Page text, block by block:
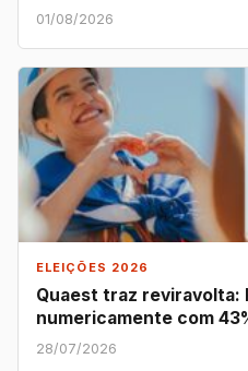
01/08/2026
ELEIÇÕES 2026
Quaest traz reviravolta:
numericamente com
28/07/2026